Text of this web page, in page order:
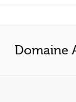
Domaine